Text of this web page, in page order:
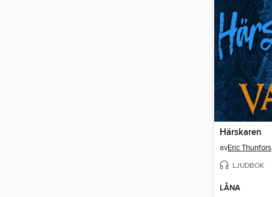
Härskaren
avEric Thunfors
LJUDBOK
LÅNA